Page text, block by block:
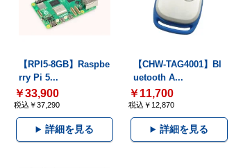
【RPI5-8GB】Raspbe
rry Pi 5...
￥33,900
税込￥37,290
詳細を見る
【CHW-TAG4001】Bl
uetooth A...
￥11,700
税込￥12,870
詳細を見る